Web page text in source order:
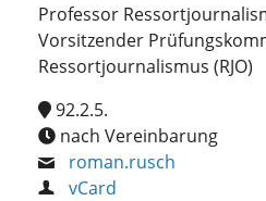
Professor
Vorsitzender
Ressortjournalismus (RJO)
92.2.5.
nach Vereinbarung
roman.rusch
vCard